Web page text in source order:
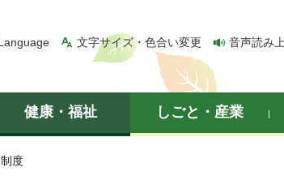
文字サイズ・色合い変更 音声読み
健康・福祉 しごと・産業
度